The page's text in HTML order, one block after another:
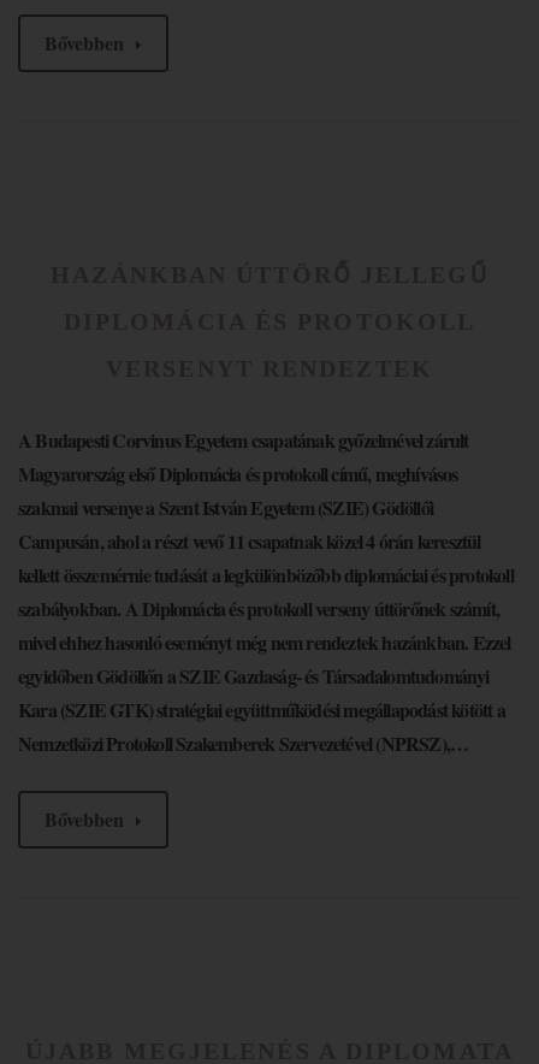
Bővebben
A Budapesti Corvinus Egyetem csapatának győzelmével zárult
Magyarország első Diplomácia és protokoll című, meghívásos
szakmai versenye a Szent István Egyetem (SZIE) Gödöllői
Campusán, ahol a részt vevő 11 csapatnak közel 4 órán keresztül
kellett összemérnie tudását a legkülönbözőbb diplomáciai és protokoll
szabályokban. A Diplomácia és protokoll verseny úttörőnek számít,
mivel ehhez hasonló eseményt még nem rendeztek hazánkban. Ezzel
egyidőben Gödöllőn a SZIE Gazdaság- és Társadalomtudományi
Kara (SZIE GTK) stratégiai együttműködési megállapodást kötött a
Nemzetközi Protokoll Szakemberek Szervezetével (NPRSZ),…
Bővebben